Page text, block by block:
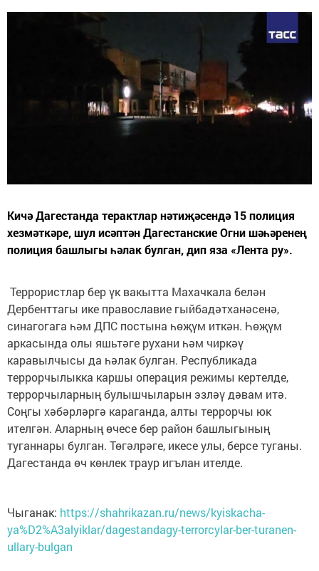
Кичә Дагестанда терактлар нәтиҗәсендә 15 полиция
хезмәткәре, шул исәптән Дагестанские Огни шәһәренең
полиция башлыгы һәлак булган, дип яза «Лента ру».
Террористлар бер үк вакытта Махачкала белән
Дербенттагы ике православие гыйбадәтханәсенә,
синагогага һәм ДПС постына һөҗүм иткән. Һөҗүм
аркасында олы яшьтәге рухани һәм чиркәү
каравылчысы да һәлак булган. Республикада
террорчылыкка каршы операция режимы кертелде,
террорчыларның булышчыларын эзләү дәвам итә.
Соңгы хәбәрләргә караганда, алты террорчы юк
ителгән. Аларның өчесе бер район башлыгының
туганнары булган. Төгәлрәге, икесе улы, берсе туганы.
Дагестанда өч көнлек траур игълан ителде.
Чыганак: https://shahrikazan.ru/news/kyiskacha-
ya%D2%A3alyiklar/dagestandagy-terrorcylar-ber-turanen-
ullary-bulgan